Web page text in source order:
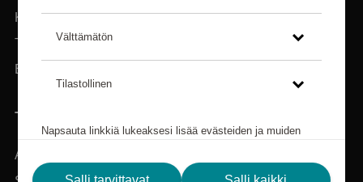
Välttämätön
Tilastollinen
Napsauta linkkiä lukeaksesi lisää evästeiden ja muiden
ja käsittelee henkilötietoja.
Kategoriat
Tuotteet
Etsi valikoimasta.
TARVITSETKO APUA? AUTAMME SINUA.
Asiakaspalvelu